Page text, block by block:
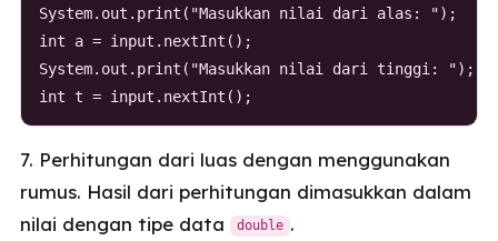
System.out.print("Masukkan nilai dari alas: ");
int a = input.nextInt();
System.out.print("Masukkan nilai dari tinggi: ");
int t = input.nextInt();
7. Perhitungan dari luas dengan menggunakan
rumus. Hasil dari perhitungan dimasukkan dalam
nilai dengan tipe data double .